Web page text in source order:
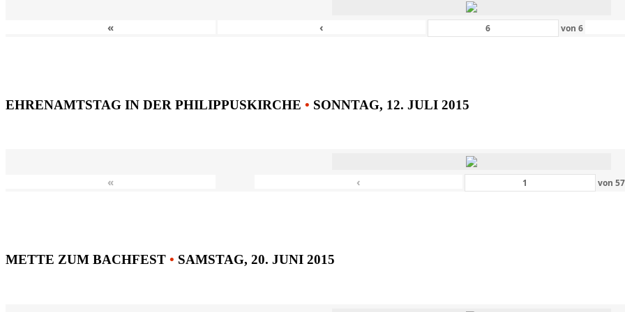
« ‹ von6
EHRENAMTSTAG IN DER PHILIPPUSKIRCHE • SONNTAG, 12. JULI 2015
« ‹ von57
METTE ZUM BACHFEST • SAMSTAG, 20. JUNI 2015